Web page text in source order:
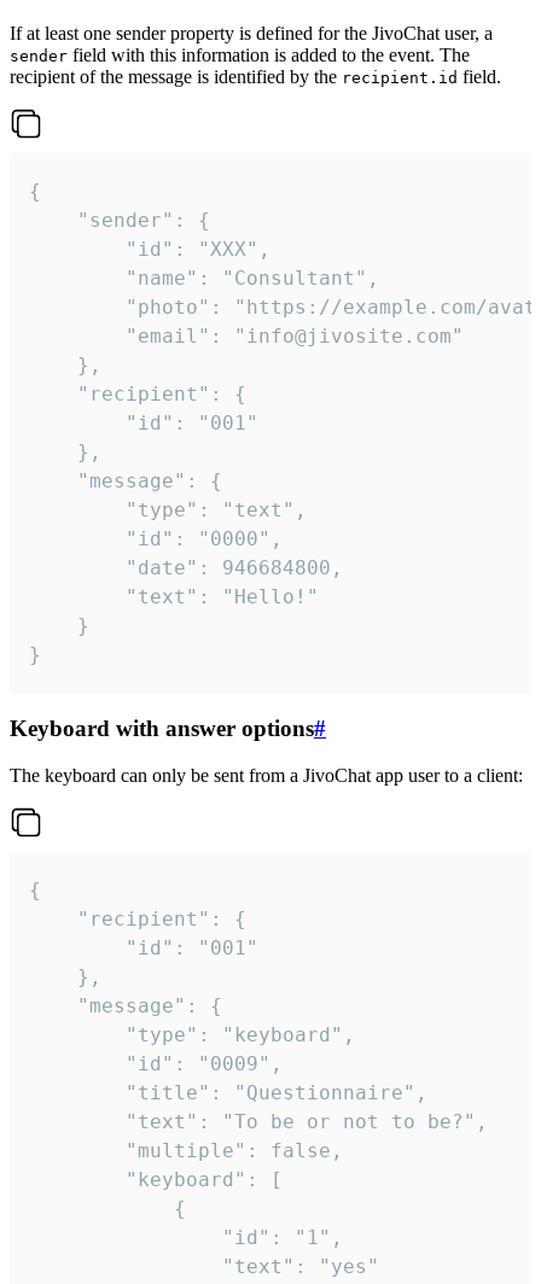
If at least one sender property is defined for the JivoChat user, a
sender field with this information is added to the event. The
recipient of the message is identified by the recipient.id field.
{
}
Keyboard with answer options#
The keyboard can only be sent from a JivoChat app user to a client:
{